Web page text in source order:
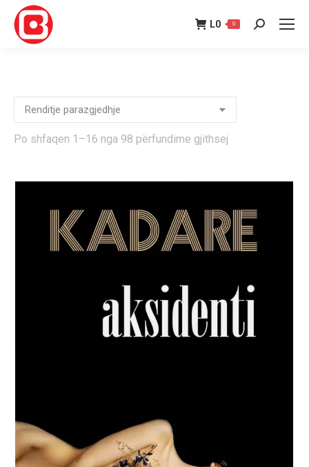
L0 0 Search:
Po shfaqen 1–16 nga 98 përfundime gjithsej